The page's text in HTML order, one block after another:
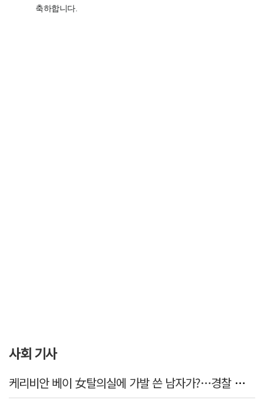
사회 기사
케리비안 베이 女탈의실에 가발 쓴 남자가?…경찰 추적 중